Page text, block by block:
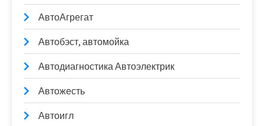
АвтоАгрегат
Автобэст, автомойка
Автодиагностика Автоэлектрик
Автожесть
Автоигл